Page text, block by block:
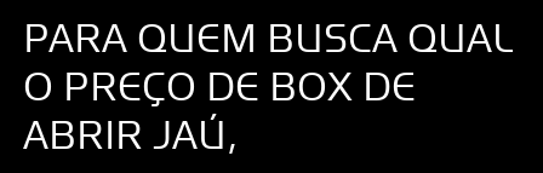
PARA QUEM BUSCA QUAL
O PREÇO DE BOX DE
ABRIR JAÚ,